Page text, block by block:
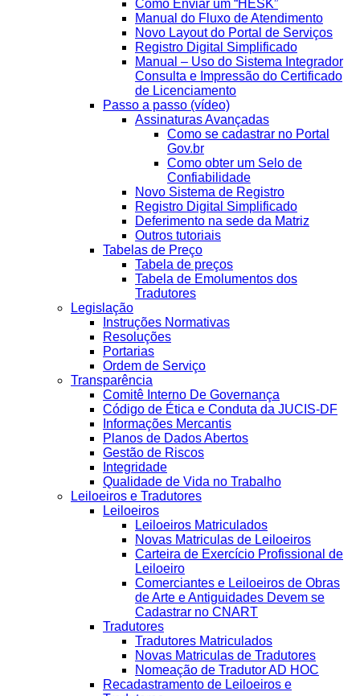
Como Enviar um “HESK”
Manual do Fluxo de Atendimento
Novo Layout do Portal de Serviços
Registro Digital Simplificado
Manual – Uso do Sistema Integrador
Consulta e Impressão do Certificado
de Licenciamento
Passo a passo (vídeo)
Assinaturas Avançadas
Como se cadastrar no Portal
Gov.br
Como obter um Selo de
Confiabilidade
Novo Sistema de Registro
Registro Digital Simplificado
Deferimento na sede da Matriz
Outros tutoriais
Tabelas de Preço
Tabela de preços
Tabela de Emolumentos dos
Tradutores
Legislação
Instruções Normativas
Resoluções
Portarias
Ordem de Serviço
Transparência
Comitê Interno De Governança
Código de Ética e Conduta da JUCIS-DF
Informações Mercantis
Planos de Dados Abertos
Gestão de Riscos
Integridade
Qualidade de Vida no Trabalho
Leiloeiros e Tradutores
Leiloeiros
Leiloeiros Matriculados
Novas Matriculas de Leiloeiros
Carteira de Exercício Profissional de
Leiloeiro
Comerciantes e Leiloeiros de Obras
de Arte e Antiguidades Devem se
Cadastrar no CNART
Tradutores
Tradutores Matriculados
Novas Matriculas de Tradutores
Nomeação de Tradutor AD HOC
Recadastramento de Leiloeiros e